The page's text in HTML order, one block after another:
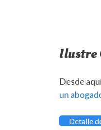
Ilustre
Desde
un
Detalle